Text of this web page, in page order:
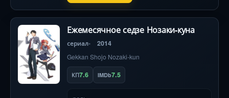
Ежемесячное седзе Нозаки-куна
сериал 2014
Gekkan Shojo Nozaki-kun
КП7.6 IMDb7.5